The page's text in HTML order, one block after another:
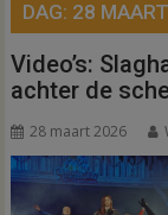
DAG: 28
Video’s:
achter de
28 maart 2026